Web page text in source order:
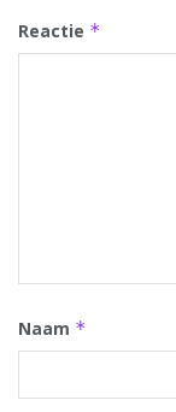
Reactie *
Naam *